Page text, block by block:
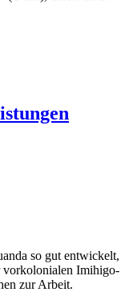
so gut entwickelt,
vorkolonialen Imihigo-
zur Arbeit.